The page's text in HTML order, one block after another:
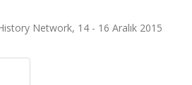
Network, 14 - 16 Aralık 2015